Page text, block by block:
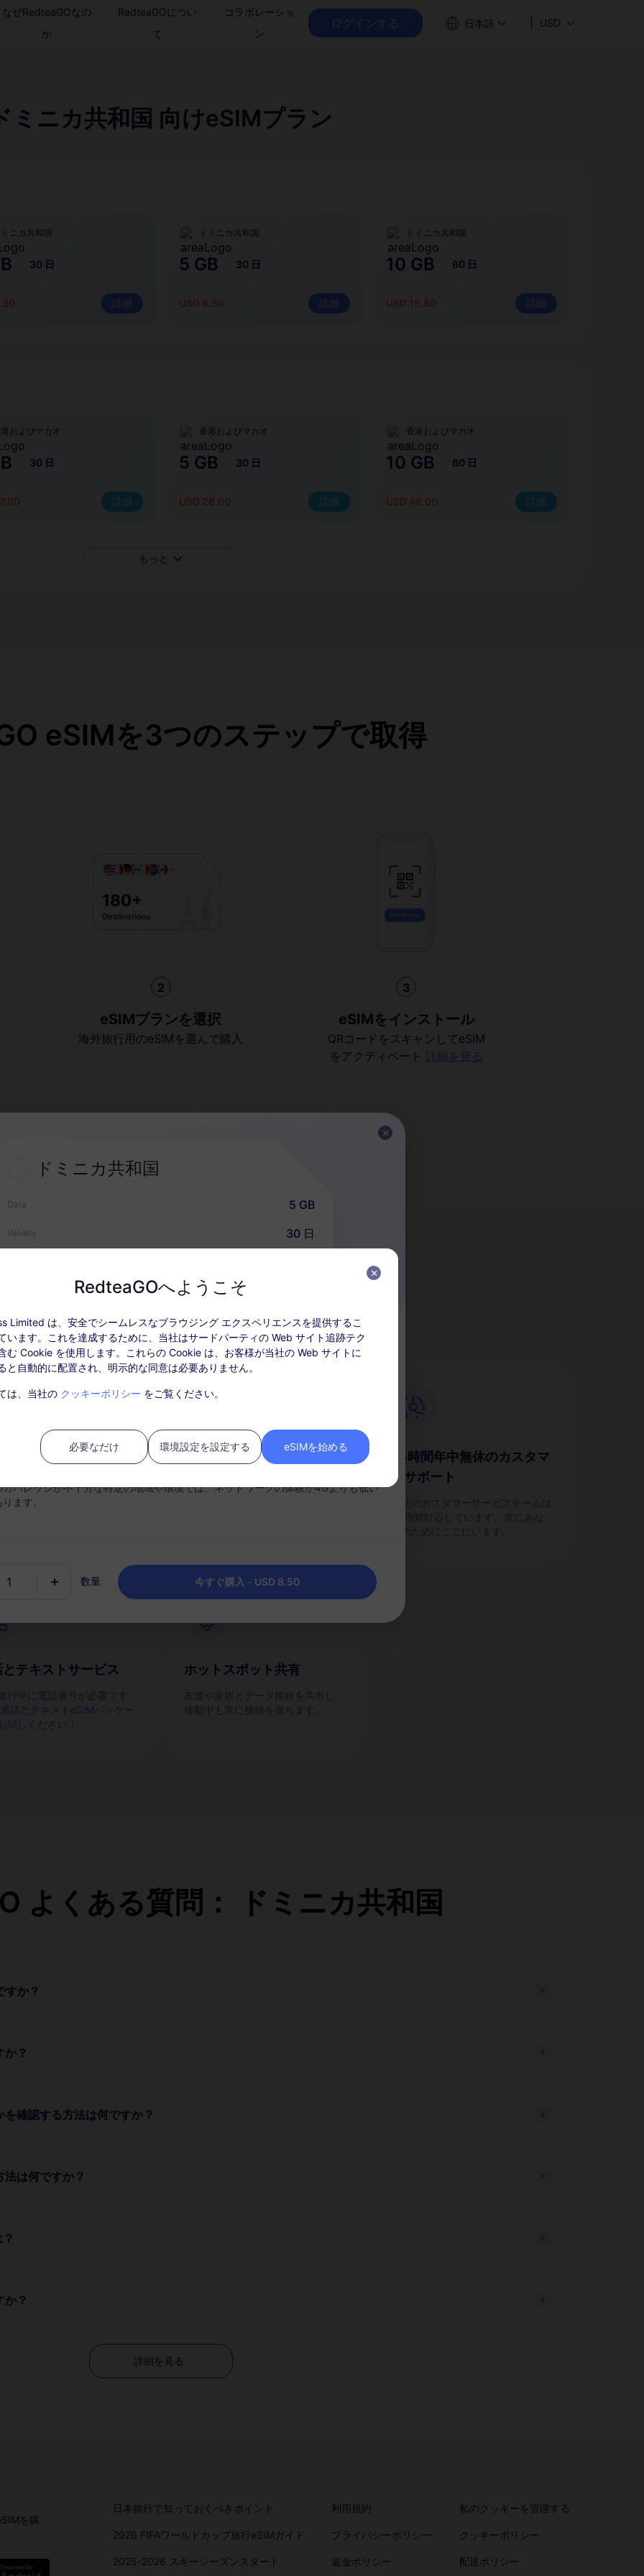
なぜRedteaGOなの
か
RedteaGOについ
て
コラボレーショ
ン
ログインする 日本語 USD
ミニカ共和国 向けeSIMプラン
ニカ共和国
30 日
詳細
ドミニカ共和国
5 GB 30 日
USD 8.50 詳細
ドミニカ共和国
10 GB 60 日
USD 15.80 詳細
およびマカオ
30 日
詳細
香港およびマカオ
5 GB 30 日
USD 28.00 詳細
香港およびマカオ
10 GB 60 日
USD 48.00 詳細
もっと
eSIMを3つのステップで取得
2
eSIMプランを選択
海外旅行用のeSIMを選んで購入
3
eSIMをインストール
QRコードをスキャンしてeSIM
をアクティベート
詳細を見る
RedteaGO eSIMなのか？
素早くアクティブにしま
チャージオプション
チャージし、目的地ごとに1つのパ
24時間年中無休のカスタマ
ーサポート
テキストサービス
通話とテキストeSIMパッケー
試しください！
ホットスポット共有
よくある質問： ドミニカ共和国
すか？
？
確認する方法は何ですか？
は何ですか？
？
詳細を見る
ドミニカ共和国
Data 5 GB
Validity 30 日
データ情報 カバレッジとネットワーク
パッケージを有効化後、「注文履歴」でチャージしてください。
ベートされない期限切れのパッケージは利用できず、返金対象とはなりません。
パッケージのデータ使用量がなくなると、サービスは中断されます。
バレッジが不十分な特定の地域や環境では、ネットワークの体験が4Gよりも低い
ます。
数量 今すぐ購入 - USD 8.50
を購
日本旅行で知っておくべきポイント 利用規約 私のクッキーを管理する
2026 FIFAワールドカップ旅行eSIMガイド プライバシーポリシー クッキーポリシー
2025-2026 スキーシーズンスタート 返金ポリシー 配送ポリシー
RedteaGOへようこそ
Limited は、安全でシームレスなブラウジング エクスペリエンスを提供するこ
います。これを達成するために、当社はサードパーティの Web サイト追跡テク
む Cookie を使用します。これらの Cookie は、お客様が当社の Web サイトに
と自動的に配置され、明示的な同意は必要ありません。
は、当社の クッキーポリシー をご覧ください。
必要なだけ 環境設定を設定する eSIMを始める